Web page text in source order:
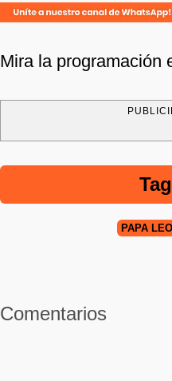
Mira la programación
PAPA
Comentarios